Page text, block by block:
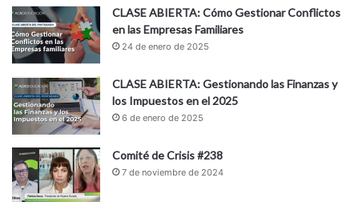
CLASE ABIERTA: Cómo Gestionar Conflictos
en las Empresas Familiares
24 de enero de 2025
CLASE ABIERTA: Gestionando las Finanzas y
los Impuestos en el 2025
6 de enero de 2025
Comité de Crisis #238
7 de noviembre de 2024